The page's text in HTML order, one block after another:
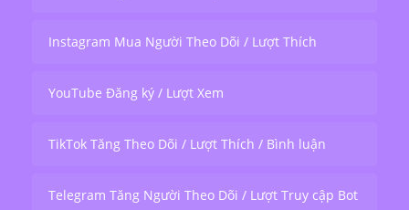
Instagram Mua Người Theo Dõi / Lượt Thích
YouTube Đăng ký / Lượt Xem
TikTok Tăng Theo Dõi / Lượt Thích / Bình luận
Telegram Tăng Người Theo Dõi / Lượt Truy cập Bot